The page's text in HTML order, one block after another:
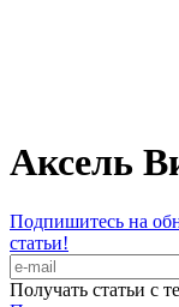
Аксель
Подпишитесь на
статьи!
Получать статьи с